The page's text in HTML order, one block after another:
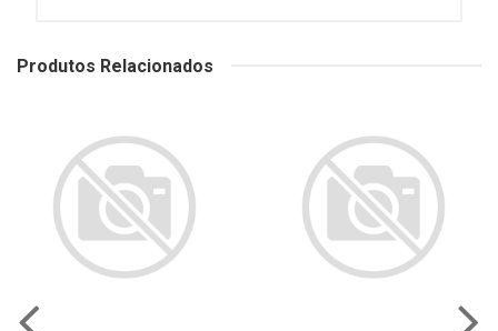
Produtos Relacionados